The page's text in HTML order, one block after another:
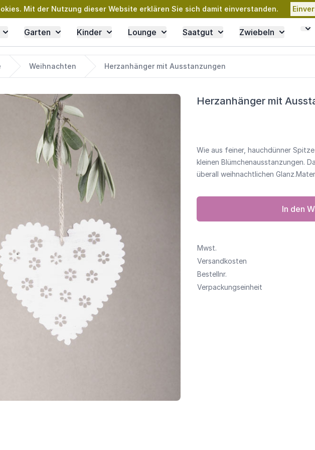
Mit der Nutzung dieser Website erklären Sie sich damit einverstanden.
Garten Kinder Lounge Saatgut Zwiebeln
Weihnachten Herzanhänger mit Ausstanzungen
Herzanhänger mit
Wie aus feiner, hauchdünner
kleinen Blümchenausstanzungen.
überall weihnachtlichen
In den
Mwst.
Versandkosten
Bestellnr.
Verpackungseinheit